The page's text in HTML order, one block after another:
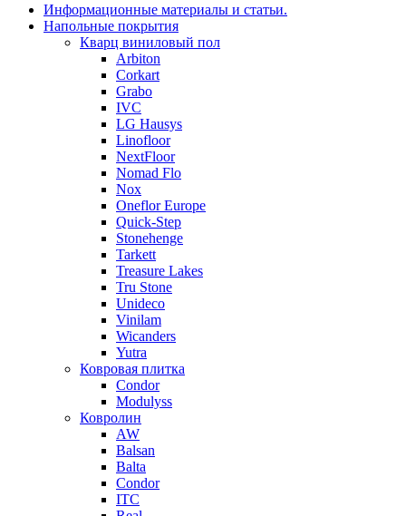
Информационные материалы и статьи.
Напольные покрытия
Кварц виниловый пол
Arbiton
Corkart
Grabo
IVC
LG Hausys
Linofloor
NextFloor
Nomad Flo
Nox
Oneflor Europe
Quick-Step
Stonehenge
Tarkett
Treasure Lakes
Tru Stone
Unideco
Vinilam
Wicanders
Yutra
Ковровая плитка
Condor
Modulyss
Ковролин
AW
Balsan
Balta
Condor
ITC